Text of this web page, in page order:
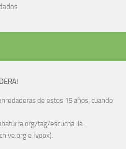
de estos 15 años, cuando
tag/escucha-la-
e Ivoox).